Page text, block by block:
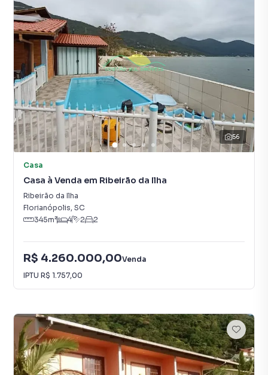
56
Casa
Casa à Venda em Ribeirão da Ilha
Ribeirão da Ilha
Florianópolis, SC
345m² 4 2 2
R$ 4.260.000,00Venda
IPTU R$ 1.757,00